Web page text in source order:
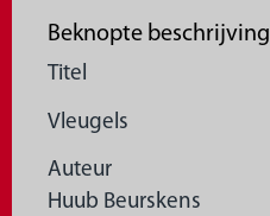
Beknopte beschrijving
Titel
Vleugels
Auteur
Huub Beurskens